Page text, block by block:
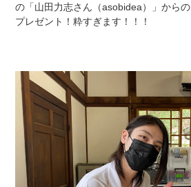
の「山田力志さん（asobidea）」からの
プレゼント！粋すぎます！！！